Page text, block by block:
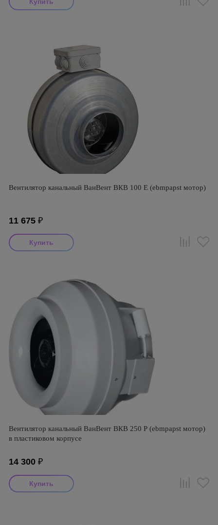
Вентилятор канальный ВанВент ВКВ 100 Е (ebmpapst мотор)
11 675 ₽
Вентилятор канальный ВанВент ВКВ 250 Р (ebmpapst мотор)
в пластиковом корпусе
14 300 ₽